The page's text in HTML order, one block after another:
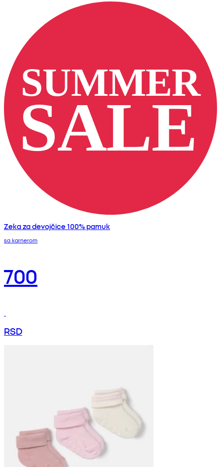
Zeka za devojčice 100% pamuk
sa karnerom
700
RSD